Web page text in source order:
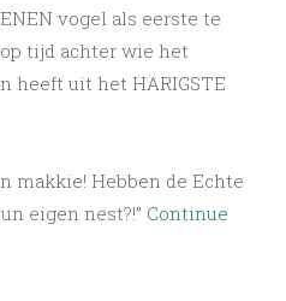
vogel als eerste te
tijd achter wie het
heeft uit het HARIGSTE
makkie! Hebben de Echte
eigen nest?!” Continue